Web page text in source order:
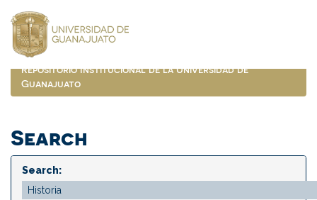
navigation
Repositorio Institucional de la Universidad de
Guanajuato
Search
Search: